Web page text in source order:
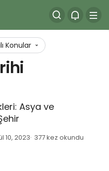
Konular
Asya ve
10, 2023 377 kez okundu